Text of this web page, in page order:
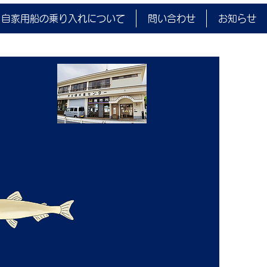
ルアー
結果
3月8日(金) 3月1日に行
「ASHINOKO2024 ル
ライ限定特別解禁釣大会」
結果の集計が出来上がりま
で発表します。 氏名はカ
自家用船の乗り入れについて 問い合わせ お知らせ